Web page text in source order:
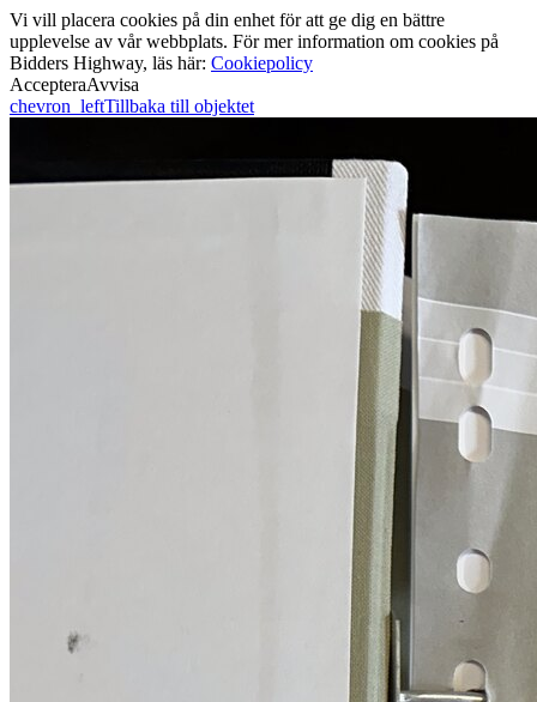
Vi vill placera cookies på din enhet för att ge dig en bättre
upplevelse av vår webbplats. För mer information om cookies på
Bidders Highway, läs här: Cookiepolicy
AccepteraAvvisa
chevron_leftTillbaka till objektet